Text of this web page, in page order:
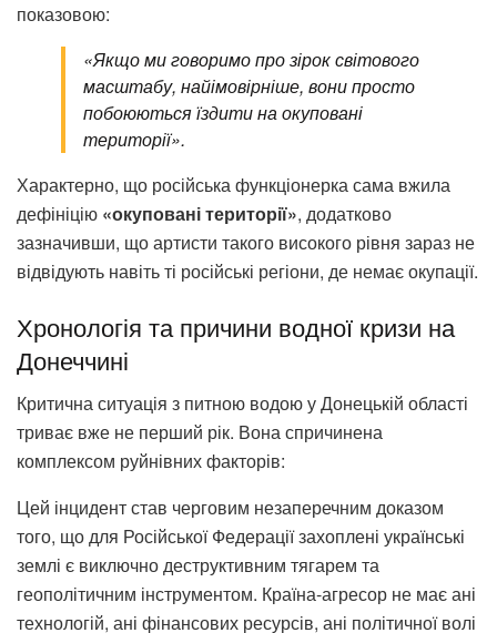
показовою:
«Якщо ми говоримо про зірок світового
масштабу, найімовірніше, вони просто
побоюються їздити на окуповані
території».
Характерно, що російська функціонерка сама вжила
дефініцію «окуповані території», додатково
зазначивши, що артисти такого високого рівня зараз не
відвідують навіть ті російські регіони, де немає окупації.
Хронологія та причини водної кризи на
Донеччині
Критична ситуація з питною водою у Донецькій області
триває вже не перший рік. Вона спричинена
комплексом руйнівних факторів:
Цей інцидент став черговим незаперечним доказом
того, що для Російської Федерації захоплені українські
землі є виключно деструктивним тягарем та
геополітичним інструментом. Країна-агресор не має ані
технологій, ані фінансових ресурсів, ані політичної волі